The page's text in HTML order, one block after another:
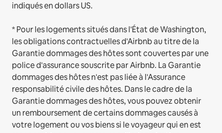
indiqués en dollars US.
* Pour les logements situés dans l'État de Washington,
les obligations contractuelles d'Airbnb au titre de la
Garantie dommages des hôtes sont couvertes par une
police d'assurance souscrite par Airbnb. La Garantie
dommages des hôtes n'est pas liée à l'Assurance
responsabilité civile des hôtes. Dans le cadre de la
Garantie dommages des hôtes, vous pouvez obtenir
un remboursement de certains dommages causés à
votre logement ou vos biens si le voyageur qui en est